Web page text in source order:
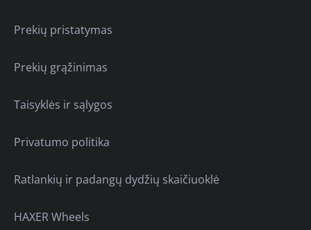
Prekių pristatymas
Prekių grąžinimas
Taisyklės ir sąlygos
Privatumo politika
Ratlankių ir padangų dydžių skaičiuoklė
HAXER Wheels